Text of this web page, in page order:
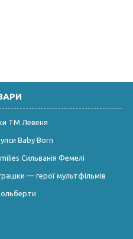
ТМ Левеня
Baby Born
Сильванія Фемелі
— герої мультфільмів